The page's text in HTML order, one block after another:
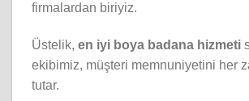
firmalardan biriyiz.
Üstelik, en iyi boya badana hizmeti
ekibimiz, müşteri memnuniyetini her
tutar.